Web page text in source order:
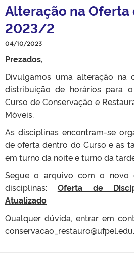
Alteração na
2023/2
04/10/2023
Prezados,
Divulgamos uma alteração na
distribuição de horários para
Curso de Conservação e
Móveis.
As disciplinas encontram-se
de oferta dentro do Curso e as
em turno da noite e turno da
Segue o arquivo com o novo
disciplinas: Oferta de
Atualizado
Qualquer dúvida, entrar em